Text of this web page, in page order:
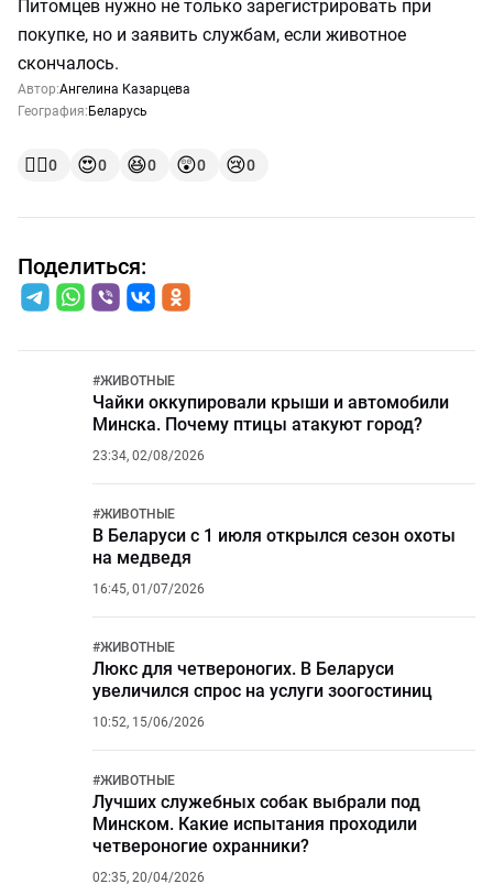
Питомцев нужно не только зарегистрировать при
покупке, но и заявить службам, если животное
скончалось.
Автор:Ангелина Казарцева
География: Беларусь
👍🏻0 😍0 😆0 😲0 😢0
Поделиться:
#ЖИВОТНЫЕ
Чайки оккупировали крыши и автомобили
Минска. Почему птицы атакуют город?
23:34, 02/08/2026
#ЖИВОТНЫЕ
В Беларуси с 1 июля открылся сезон охоты
на медведя
16:45, 01/07/2026
#ЖИВОТНЫЕ
Люкс для четвероногих. В Беларуси
увеличился спрос на услуги зоогостиниц
10:52, 15/06/2026
#ЖИВОТНЫЕ
Лучших служебных собак выбрали под
Минском. Какие испытания проходили
четвероногие охранники?
02:35, 20/04/2026